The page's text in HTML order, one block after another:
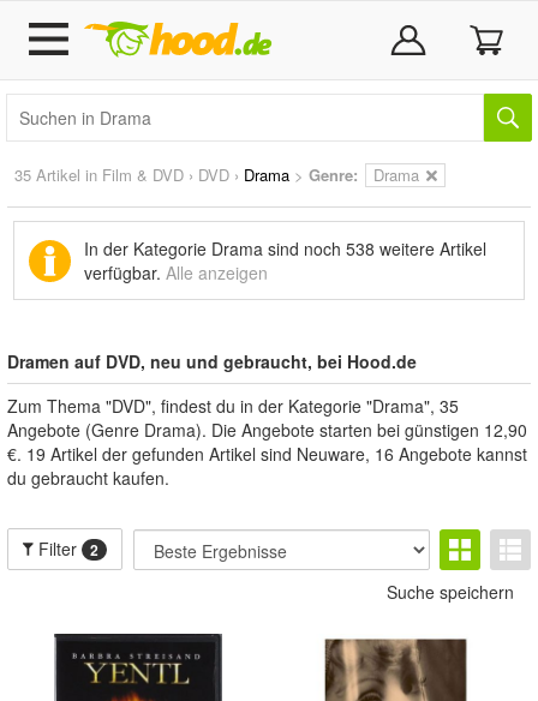
35 Artikel in Film & DVD › DVD › Drama > Genre: Drama
In der Kategorie Drama sind noch 538 weitere Artikel
verfügbar. Alle anzeigen
Dramen auf DVD, neu und gebraucht, bei Hood.de
Zum Thema "DVD", findest du in der Kategorie "Drama", 35
Angebote (Genre Drama). Die Angebote starten bei günstigen 12,90
€. 19 Artikel der gefunden Artikel sind Neuware, 16 Angebote kannst
du gebraucht kaufen.
Filter 2
Suche speichern